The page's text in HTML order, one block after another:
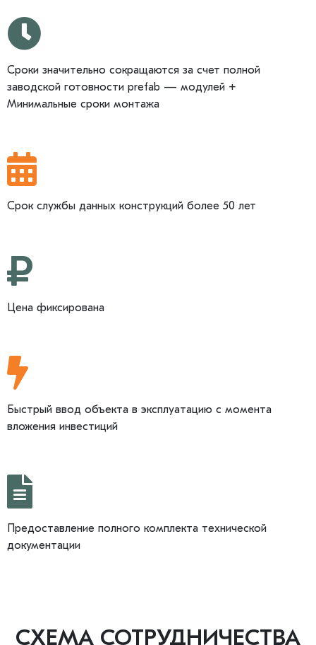
Сроки значительно сокращаются за счет полной
заводской готовности prefab — модулей +
Минимальные сроки монтажа
Срок службы данных конструкций более 50 лет
Цена фиксирована
Быстрый ввод объекта в эксплуатацию с момента
вложения инвестиций
Предоставление полного комплекта технической
документации
СХЕМА СОТРУДНИЧЕСТВА